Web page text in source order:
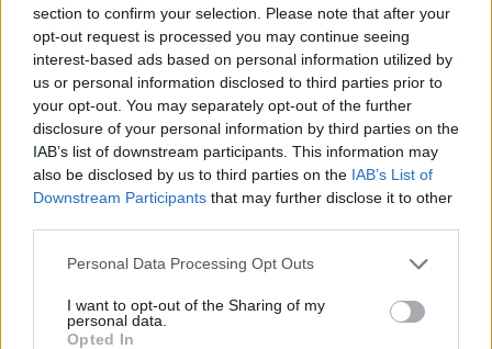
section to confirm your selection. Please note that after your
opt-out request is processed you may continue seeing
interest-based ads based on personal information utilized by
us or personal information disclosed to third parties prior to
your opt-out. You may separately opt-out of the further
disclosure of your personal information by third parties on the
IAB’s list of downstream participants. This information may
also be disclosed by us to third parties on the IAB’s List of
Downstream Participants that may further disclose it to other
Personal Data Processing Opt Outs
I want to opt-out of the Sharing of my
personal data.
Opted In
Leszállóágban a légúti
megbetegedések száma,
kanyarófertőzés is alig volt